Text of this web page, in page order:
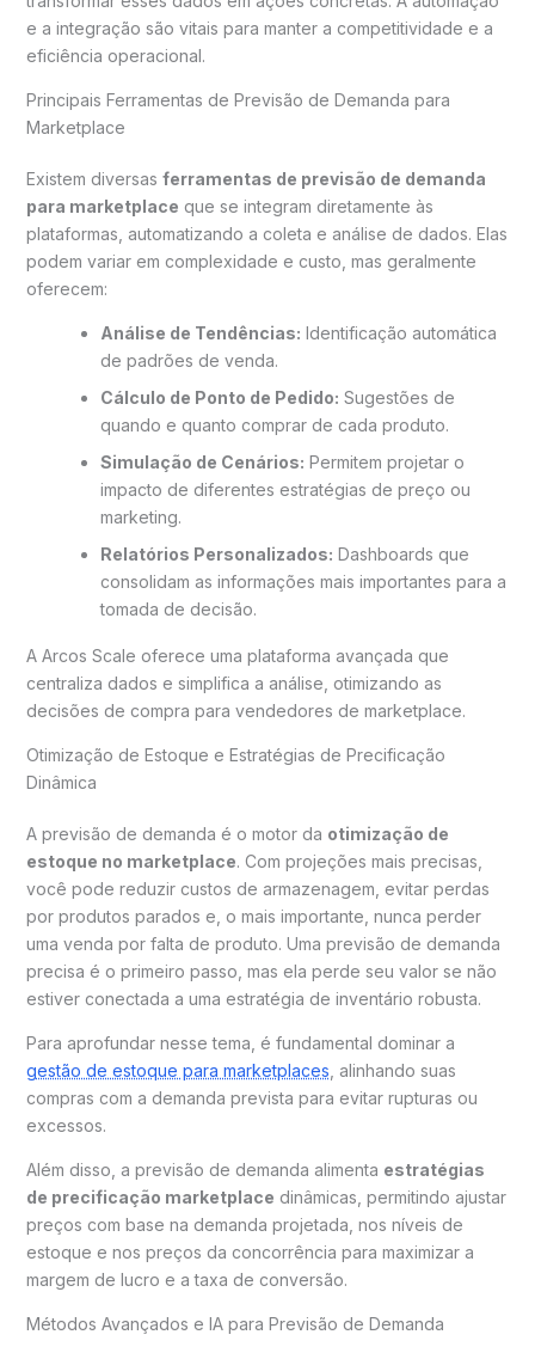
e a integração são vitais para manter a competitividade e a
eficiência operacional.
Principais Ferramentas de Previsão de Demanda para
Marketplace
Existem diversas ferramentas de previsão de demanda
para marketplace que se integram diretamente às
plataformas, automatizando a coleta e análise de dados. Elas
podem variar em complexidade e custo, mas geralmente
oferecem:
Análise de Tendências: Identificação automática
de padrões de venda.
Cálculo de Ponto de Pedido: Sugestões de
quando e quanto comprar de cada produto.
Simulação de Cenários: Permitem projetar o
impacto de diferentes estratégias de preço ou
marketing.
Relatórios Personalizados: Dashboards que
consolidam as informações mais importantes para a
tomada de decisão.
A Arcos Scale oferece uma plataforma avançada que
centraliza dados e simplifica a análise, otimizando as
decisões de compra para vendedores de marketplace.
Otimização de Estoque e Estratégias de Precificação
Dinâmica
A previsão de demanda é o motor da otimização de
estoque no marketplace. Com projeções mais precisas,
você pode reduzir custos de armazenagem, evitar perdas
por produtos parados e, o mais importante, nunca perder
uma venda por falta de produto. Uma previsão de demanda
precisa é o primeiro passo, mas ela perde seu valor se não
estiver conectada a uma estratégia de inventário robusta.
Para aprofundar nesse tema, é fundamental dominar a
gestão de estoque para marketplaces , alinhando suas
compras com a demanda prevista para evitar rupturas ou
excessos.
Além disso, a previsão de demanda alimenta estratégias
de precificação marketplace dinâmicas, permitindo ajustar
preços com base na demanda projetada, nos níveis de
estoque e nos preços da concorrência para maximizar a
margem de lucro e a taxa de conversão.
Métodos Avançados e IA para Previsão de Demanda